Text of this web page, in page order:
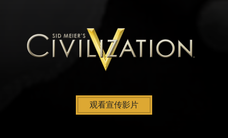
观看宣传影片